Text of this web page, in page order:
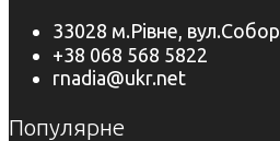
33028 м.Рівне,
+38 068 568 5822
rnadia@ukr.net
Популярне